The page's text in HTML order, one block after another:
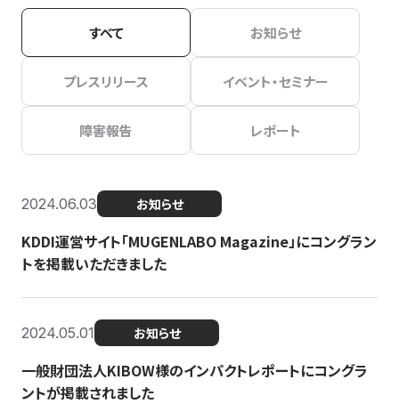
すべて お知らせ
プレスリリース イベント・セミナー
障害報告 レポート
2024.06.03 お知らせ
KDDI運営サイト「MUGENLABO Magazine」にコングラン
トを掲載いただきました
2024.05.01 お知らせ
一般財団法人KIBOW様のインパクトレポートにコングラ
ントが掲載されました